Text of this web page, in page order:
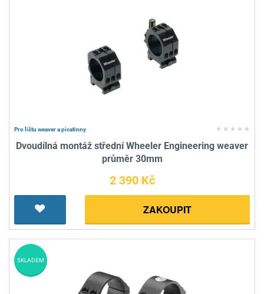
Pro lištu weaver a picatinny
Dvoudílná montáž střední Wheeler Engineering weaver
průměr 30mm
2 390 Kč
ZAKOUPIT
SKLADEM